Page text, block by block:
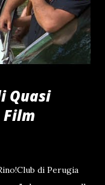
#news
#israele
#npt
— Ciao Rino
Quasi
di Perugia